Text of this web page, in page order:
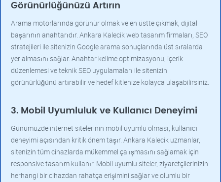
Görünürlüğünüzü Artırın
Arama motorlarında görünür olmak ve en üstte çıkmak, dijital
başarının anahtarıdır. Ankara Kalecik web tasarım firmaları, SEO
stratejileri ile sitenizin Google arama sonuçlarında üst sıralarda
yer almasını sağlar. Anahtar kelime optimizasyonu, içerik
düzenlemesi ve teknik SEO uygulamaları ile sitenizin
görünürlüğünü artırabilir ve hedef kitlenize kolayca ulaşabilirsiniz.
3. Mobil Uyumluluk ve Kullanıcı Deneyimi
Günümüzde internet sitelerinin mobil uyumlu olması, kullanıcı
deneyimi açısından kritik önem taşır. Ankara Kalecik uzmanlar,
sitenizin tüm cihazlarda mükemmel çalışmasını sağlamak için
responsive tasarım kullanır. Mobil uyumlu siteler, ziyaretçilerinizin
herhangi bir cihazdan rahatça erişimini sağlar ve olumlu bir